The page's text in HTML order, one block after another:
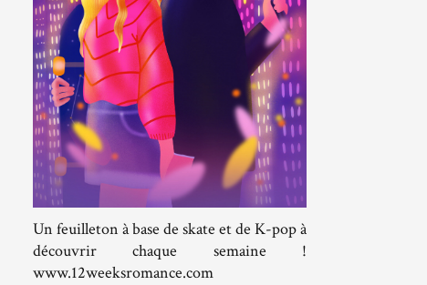
Un feuilleton à base de skate et de K-pop à
découvrir chaque semaine !
www.12weeksromance.com